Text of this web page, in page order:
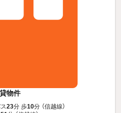
物件
23分 歩10分 （信越線）